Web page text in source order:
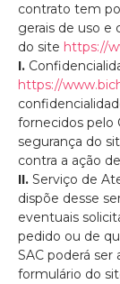
contrato tem
gerais de uso e
do site https://
I.
https://
fornecidos pelo
segurança do
contra a ação
II. Serviço de
dispõe desse
eventuais
pedido ou de
SAC poderá
formulário do